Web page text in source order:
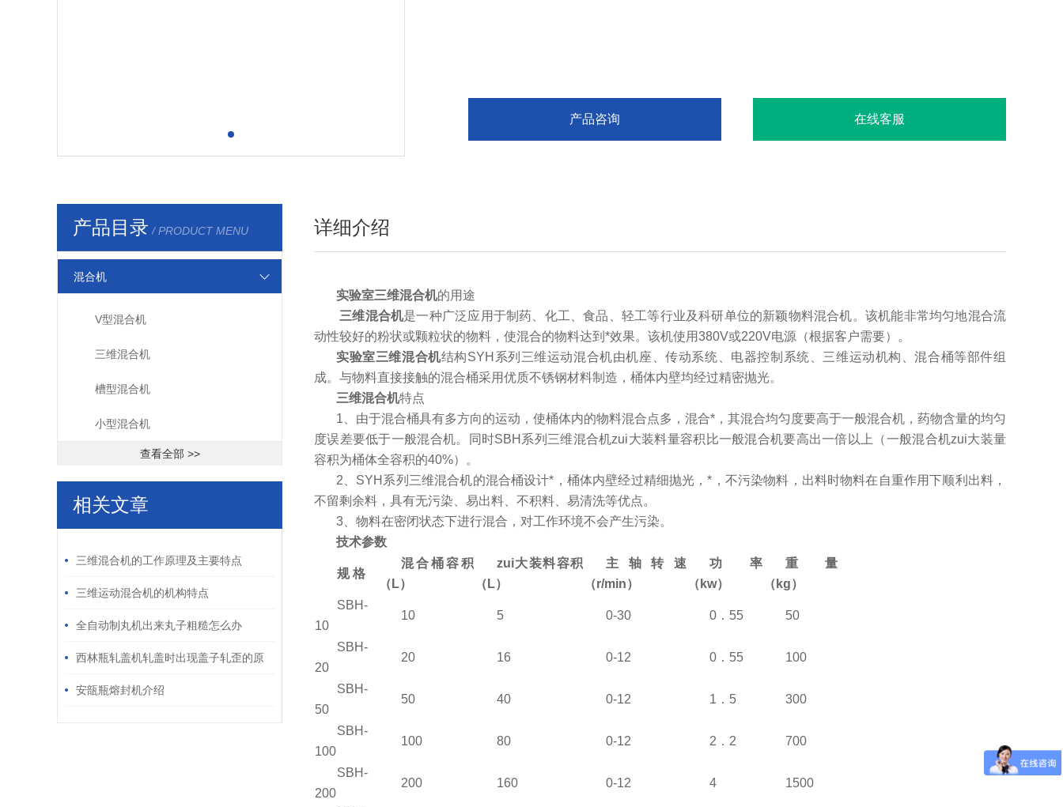
产品咨询 在线客服
产品目录 / PRODUCT MENU
混合机
V型混合机
三维混合机
槽型混合机
小型混合机
查看全部 >>
相关文章
三维混合机的工作原理及主要特点
三维运动混合机的机构特点
全自动制丸机出来丸子粗糙怎么办
西林瓶轧盖机轧盖时出现盖子轧歪的原
因和解决方式
安瓿瓶熔封机介绍
详细介绍
实验室三维混合机的用途
三维混合机是一种广泛应用于制药、化工、食品、轻工等行业及科研单位的新颖物料混合机。该机能非常均匀地混合流
动性较好的粉状或颗粒状的物料，使混合的物料达到*效果。该机使用380V或220V电源（根据客户需要）。
实验室三维混合机结构SYH系列三维运动混合机由机座、传动系统、电器控制系统、三维运动机构、混合桶等部件组
成。与物料直接接触的混合桶采用优质不锈钢材料制造，桶体内壁均经过精密抛光。
三维混合机特点
1、由于混合桶具有多方向的运动，使桶体内的物料混合点多，混合*，其混合均匀度要高于一般混合机，药物含量的均匀
度误差要低于一般混合机。同时SBH系列三维混合机zui大装料量容积比一般混合机要高出一倍以上（一般混合机zui大装量
容积为桶体全容积的40%）。
2、SYH系列三维混合机的混合桶设计*，桶体内壁经过精细抛光，*，不污染物料，出料时物料在自重作用下顺利出料，
不留剩余料，具有无污染、易出料、不积料、易清洗等优点。
3、物料在密闭状态下进行混合，对工作环境不会产生污染。
技术参数
规 格
混合桶容积
（L）
zui大装料容积
（L）
主轴转速
（r/min）
功 率
（kw）
重 量
（kg）
SBH-
10
10 5 0-30 0．55 50
SBH-
20
20 16 0-12 0．55 100
SBH-
50
50 40 0-12 1．5 300
SBH-
100
100 80 0-12 2．2 700
SBH-
200
200 160 0-12 4 1500